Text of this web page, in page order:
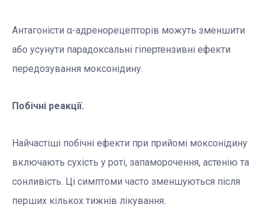
Антагоністи α-адренорецепторів можуть зменшити
або усунути парадоксальні гіпертензивні ефекти
передозування моксонідину.
Побічні реакції.
Найчастіші побічні ефекти при прийомі моксонідину
включають сухість у роті, запаморочення, астенію та
сонливість. Ці симптоми часто зменшуються після
перших кількох тижнів лікування.